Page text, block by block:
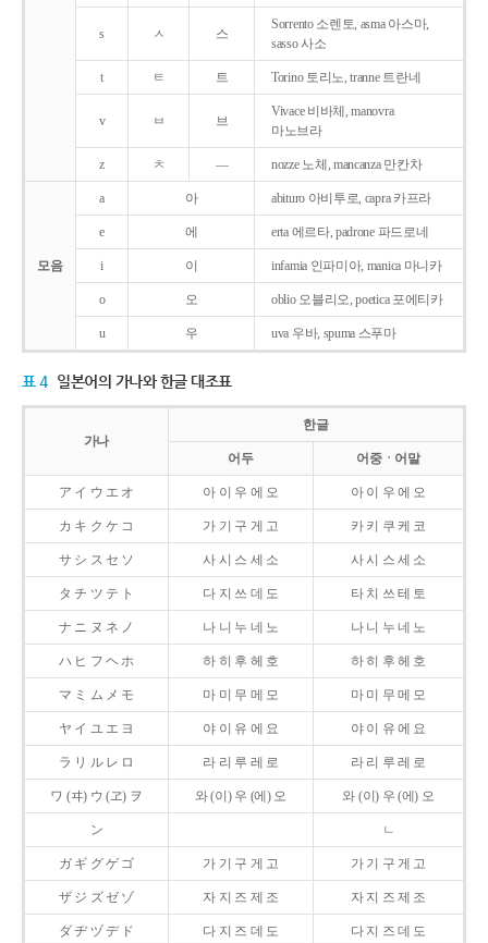
s ㅅ 스
Sorrento 소렌토, asma 아스마,
sasso 사소
t ㅌ 트 Torino 토리노, tranne 트란네
v ㅂ 브
Vivace 비바체, manovra
마노브라
z ㅊ ― nozze 노체, mancanza 만칸차
모음
a 아 abituro 아비투로, capra 카프라
e 에 erta 에르타, padrone 파드로네
i 이 infamia 인파미아, manica 마니카
o 오 oblio 오블리오, poetica 포에티카
u 우 uva 우바, spuma 스푸마
표 4 일본어의 가나와 한글 대조표
가나
한글
어두 어중ㆍ어말
ア イ ウ エ オ 아 이 우 에 오 아 이 우 에 오
カ キ ク ケ コ 가 기 구 게 고 카 키 쿠 케 코
サ シ ス セ ソ 사 시 스 세 소 사 시 스 세 소
タ チ ツ テ ト 다 지 쓰 데 도 타 치 쓰 테 토
ナ ニ ヌ ネ ノ 나 니 누 네 노 나 니 누 네 노
ハ ヒ フ ヘ ホ 하 히 후 헤 호 하 히 후 헤 호
マ ミ ム メ モ 마 미 무 메 모 마 미 무 메 모
ヤ イ ユ エ ヨ 야 이 유 에 요 야 이 유 에 요
ラ リ ル レ ロ 라 리 루 레 로 라 리 루 레 로
ワ (ヰ) ウ (ヱ) ヲ 와 (이) 우 (에) 오 와 (이) 우 (에) 오
ン ㄴ
ガ ギ グ ゲ ゴ 가 기 구 게 고 가 기 구 게 고
ザ ジ ズ ゼ ゾ 자 지 즈 제 조 자 지 즈 제 조
ダ ヂ ヅ デ ド 다 지 즈 데 도 다 지 즈 데 도